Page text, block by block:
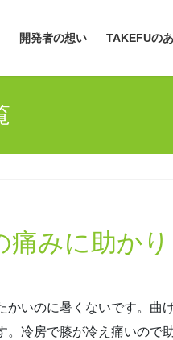
開発者の想い TAKEFUの
痛みに助か
かいのに暑くないです。曲
冷房で膝が冷え痛いので